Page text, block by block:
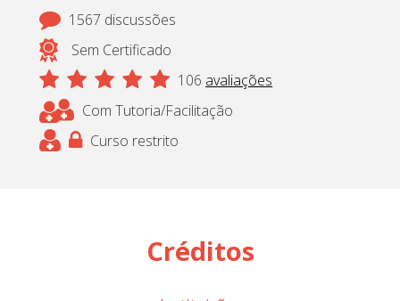
1567 discussões
Sem Certificado
106 avaliações
Com Tutoria/Facilitação
Curso restrito
Créditos